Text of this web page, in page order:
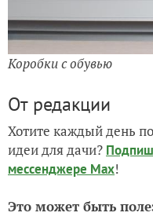
Коробки с обувью
От редакции
Хотите каждый день
идеи для дачи?
мессенджере Max!
Это может быть